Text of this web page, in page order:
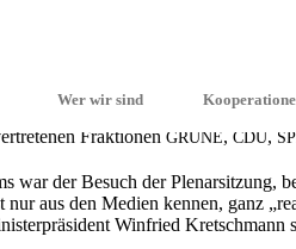
Wer wir sind
und die Arbeits­wei­se des
Das zweistün­di­ge Programm
Fraktio­nen GRÜNE, CDU,
war der Besuch der Plenar­sit­zung,
nur aus den Medien kennen, ganz
Winfried